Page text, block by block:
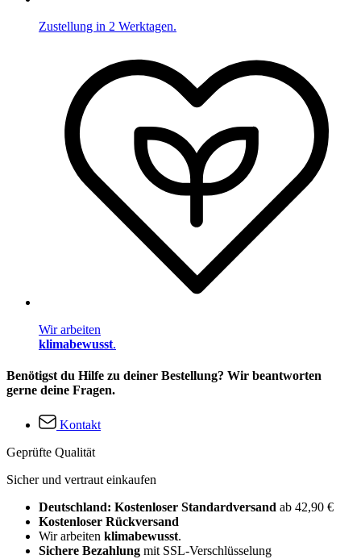
Zustellung in 2 Werktagen.
Wir arbeiten
klimabewusst.
Benötigst du Hilfe zu deiner Bestellung? Wir beantworten
gerne deine Fragen.
Kontakt
Geprüfte Qualität
Sicher und vertraut einkaufen
Deutschland: Kostenloser Standardversand ab 42,90 €
Kostenloser Rückversand
Wir arbeiten klimabewusst.
Sichere Bezahlung mit SSL-Verschlüsselung